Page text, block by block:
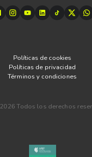
Políticas de cookies
Políticas de privacidad
Términos y condiciones
2026 Todos los derechos